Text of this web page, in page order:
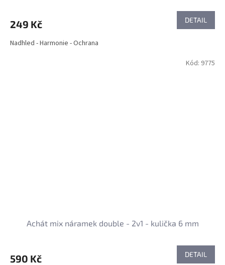
249 Kč DETAIL
Nadhled - Harmonie - Ochrana
Achát mix náramek double - 2v1 - kulička 6 mm
590 Kč DETAIL
Kód: 9775